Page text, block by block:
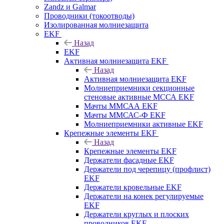
Zandz и Galmar
Проводники (токоотводы)
Изолированная молниезащита
EKF
Назад
EKF
Активная молниезащита EKF
Назад
Активная молниезащита EKF
Молниеприемники секционные
стеновые активные МССА EKF
Мачты ММСАА EKF
Мачты ММСАС-Ф EKF
Молниеприемники активные EKF
Крепежные элементы EKF
Назад
Крепежные элементы EKF
Держатели фасадные EKF
Держатели под черепицу (профлист)
EKF
Держатели кровельные EKF
Держатели на конек регулируемые
EKF
Держатели круглых и плоских